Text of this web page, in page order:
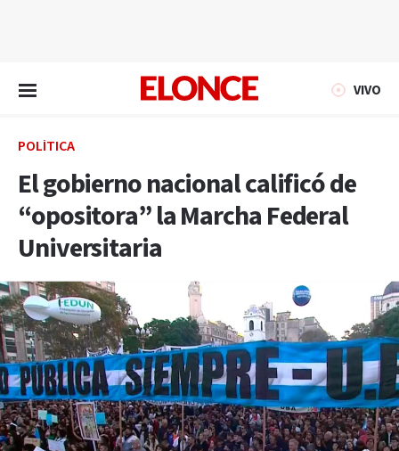
VIVO
POLÍTICA
El gobierno nacional calificó de
“opositora” la Marcha Federal
Universitaria